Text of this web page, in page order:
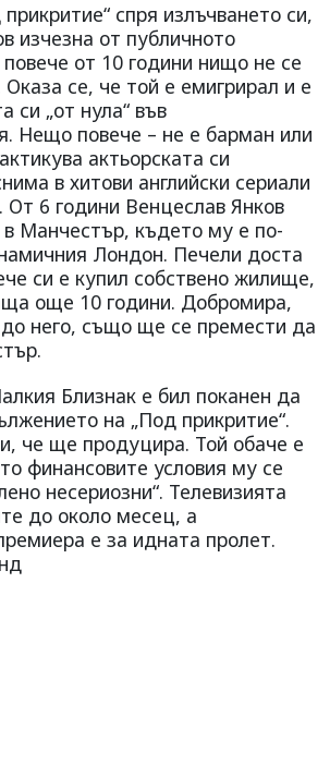
спря излъчването си,
изчезна от публичното
повече от 10 години нищо не се
се, че той е емигрирал и е
си „от нула“ във
Нещо повече – не е барман или
актьорската си
в хитови английски сериали
От 6 години Венцеслав Янков
Манчестър, където му е по-
Лондон. Печели доста
си е купил собствено жилище,
още 10 години. Добромира,
него, също ще се премести да
Близнак е бил поканен да
на „Под прикритие“.
че ще продуцира. Той обаче е
финансовите условия му се
несериозни“. Телевизията
до около месец, а
е за идната пролет.